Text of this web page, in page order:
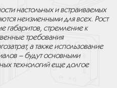
настольных и встраиваемых
неизменными для всех. Рост
габаритов, стремление к
требования
а также использование
– будут основными
технологий еще долгое